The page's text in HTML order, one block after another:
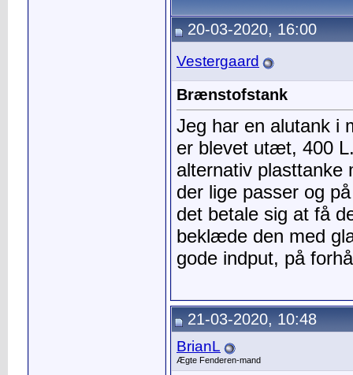
20-03-2020, 16:00
Vestergaard
Brænstofstank
Jeg har en alutank i
er blevet utæt, 400
alternativ plasttanke
der lige passer og
det betale sig at få
beklæde den med
gode indput, på
21-03-2020, 10:48
BrianL
Ægte Fenderen-mand